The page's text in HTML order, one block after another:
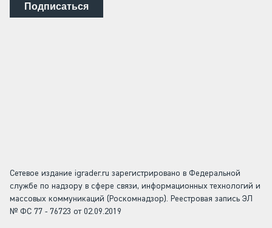
Подписаться
Сетевое издание igrader.ru зарегистрировано в Федеральной
службе по надзору в сфере связи, информационных технологий и
массовых коммуникаций (Роскомнадзор). Реестровая запись ЭЛ
№ ФС 77 - 76723 от 02.09.2019